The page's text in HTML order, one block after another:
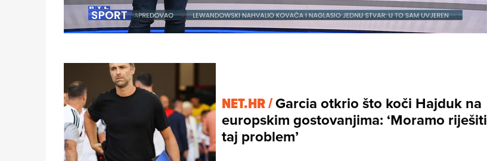
Unmute /
Loaded:
15.38%
NET.HR /Garcia otkrio što koči Hajduk na
europskim gostovanjima: ‘Moramo riješiti
taj problem’